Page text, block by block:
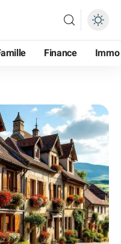
Finance Immo